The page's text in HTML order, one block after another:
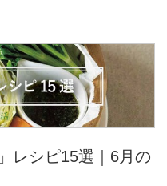
レシピ15選｜6月の